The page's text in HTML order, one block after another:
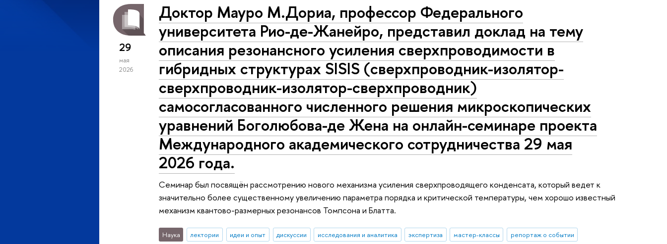
29
мая
2026
Доктор Мауро М.Дориа, профессор Федерального
университета Рио-де-Жанейро, представил доклад на тему
описания резонансного усиления сверхпроводимости в
гибридных структурах SISIS (сверхпроводник-изолятор-
сверхпроводник-изолятор-сверхпроводник)
самосогласованного численного решения микроскопических
уравнений Боголюбова-де Жена на онлайн-семинаре проекта
Международного академического сотрудничества 29 мая
2026 года.
Семинар был посвящён рассмотрению нового механизма усиления сверхпроводящего конденсата, который ведет к
значительно более существенному увеличению параметра порядка и критической температуры, чем хорошо известный
механизм квантово-размерных резонансов Томпсона и Блатта.
Наука лектории идеи и опыт дискуссии исследования и аналитика экспертиза мастер-классы
репортаж о событии